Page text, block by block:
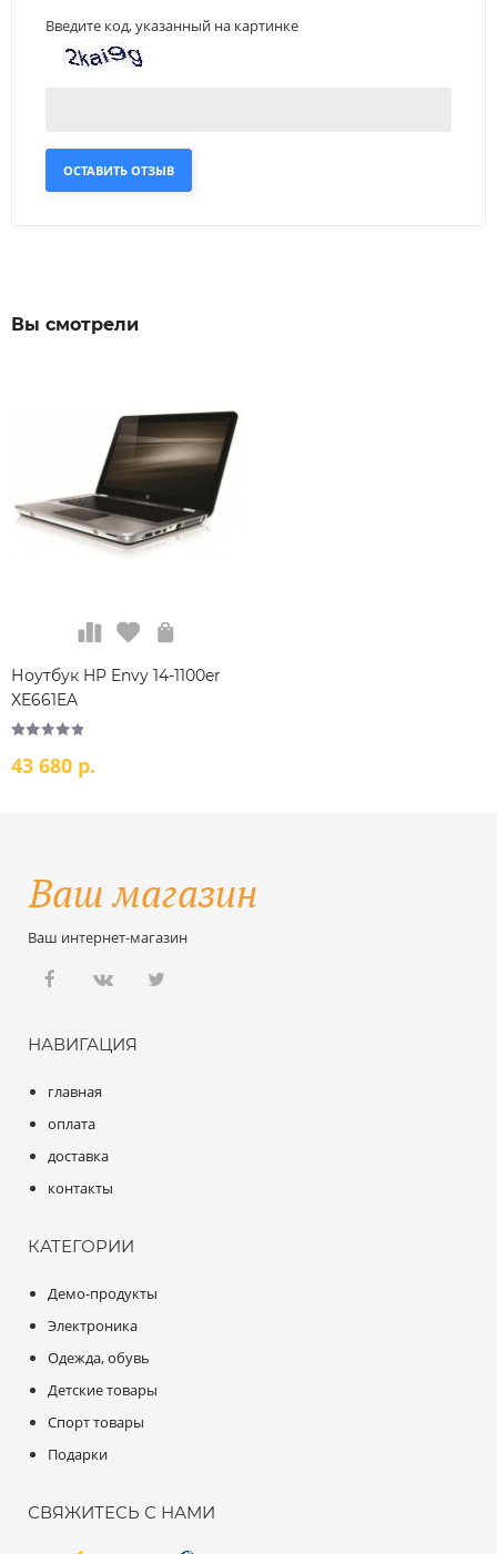
Введите код, указанный на картинке
ОСТАВИТЬ ОТЗЫВ
Вы смотрели
Ноутбук HP Envy 14-1100er
XE661EA
43 680 р.
Ваш интернет-магазин
НАВИГАЦИЯ
главная
оплата
доставка
контакты
КАТЕГОРИИ
Демо-продукты
Электроника
Одежда, обувь
Детские товары
Спорт товары
Подарки
СВЯЖИТЕСЬ С НАМИ